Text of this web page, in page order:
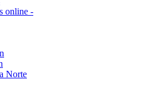
online -
Norte